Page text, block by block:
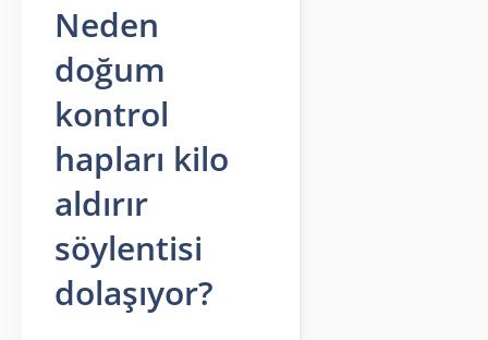
Neden
doğum
kontrol
hapları kilo
aldırır
söylentisi
dolaşıyor?